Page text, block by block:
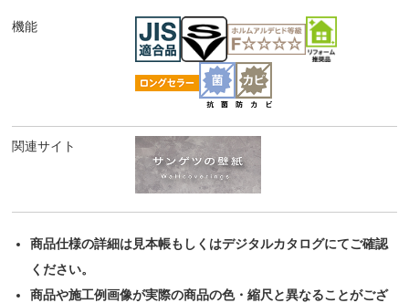
機能
関連サイト
商品仕様の詳細は見本帳もしくはデジタルカタログにてご確認
ください。
商品や施工例画像が実際の商品の色・縮尺と異なることがござ